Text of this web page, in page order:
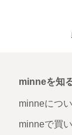
minneを知
minneにつ
minneで買